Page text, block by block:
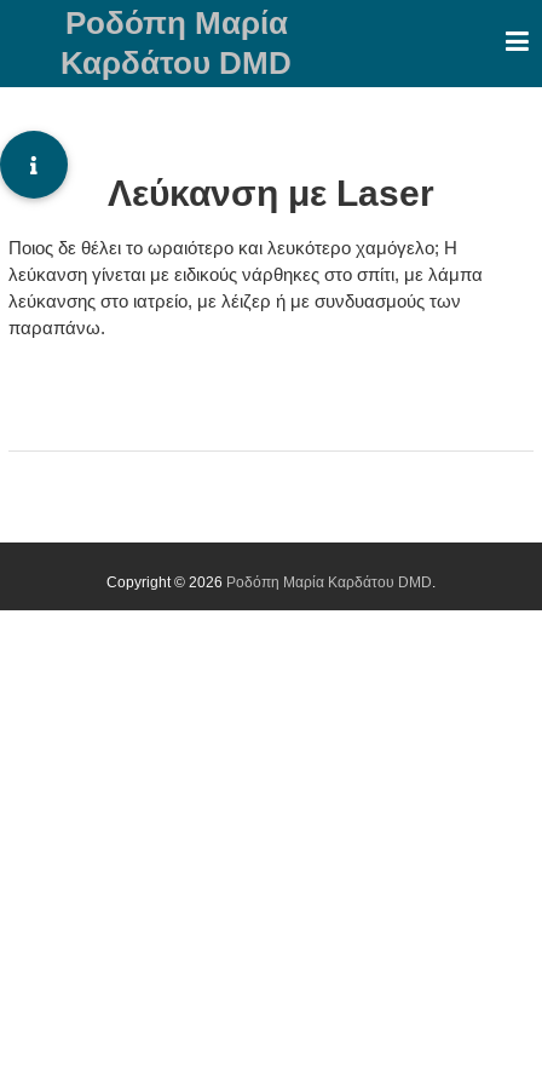
Ροδόπη Μαρία
Καρδάτου DMD
Λεύκανση με Laser
Ποιος δε θέλει το ωραιότερο και λευκότερο χαμόγελο; Η
λεύκανση γίνεται με ειδικούς νάρθηκες στο σπίτι, με λάμπα
λεύκανσης στο ιατρείο, με λέιζερ ή με συνδυασμούς των
παραπάνω.
Copyright © 2026 Ροδόπη Μαρία Καρδάτου DMD.